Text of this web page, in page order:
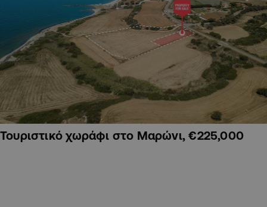
Τουριστικό χωράφι στο Μαρώνι, €225,000